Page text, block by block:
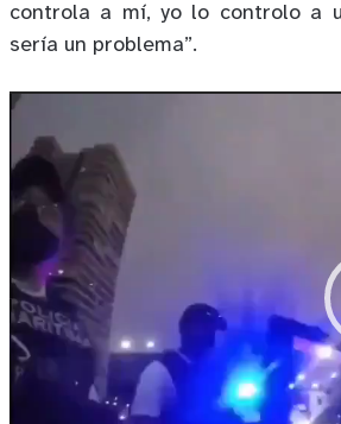
controla a mí, yo lo controlo a
sería un problema”.
Reproductor
Video